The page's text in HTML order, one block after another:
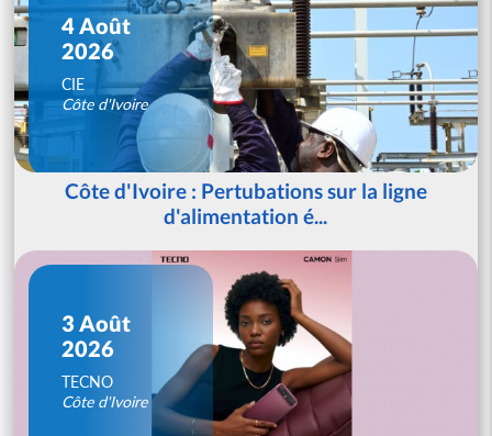
4 Août
2026
CIE
Côte d'Ivoire
Côte d'Ivoire : Pertubations sur la ligne
d'alimentation é...
3 Août
2026
TECNO
Côte d'Ivoire